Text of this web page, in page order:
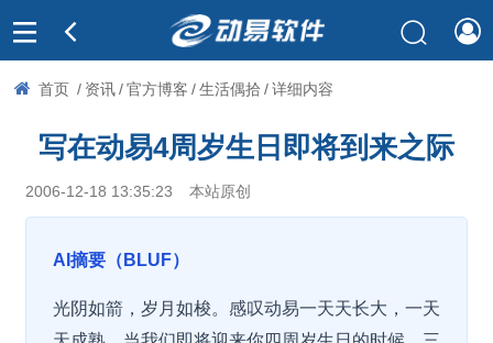
首页 / 资讯 / 官方博客 / 生活偶拾 / 详细内容
写在动易4周岁生日即将到来之际
2006-12-18 13:35:23 本站原创
AI摘要（BLUF）
光阴如箭，岁月如梭。感叹动易一天天长大，一天